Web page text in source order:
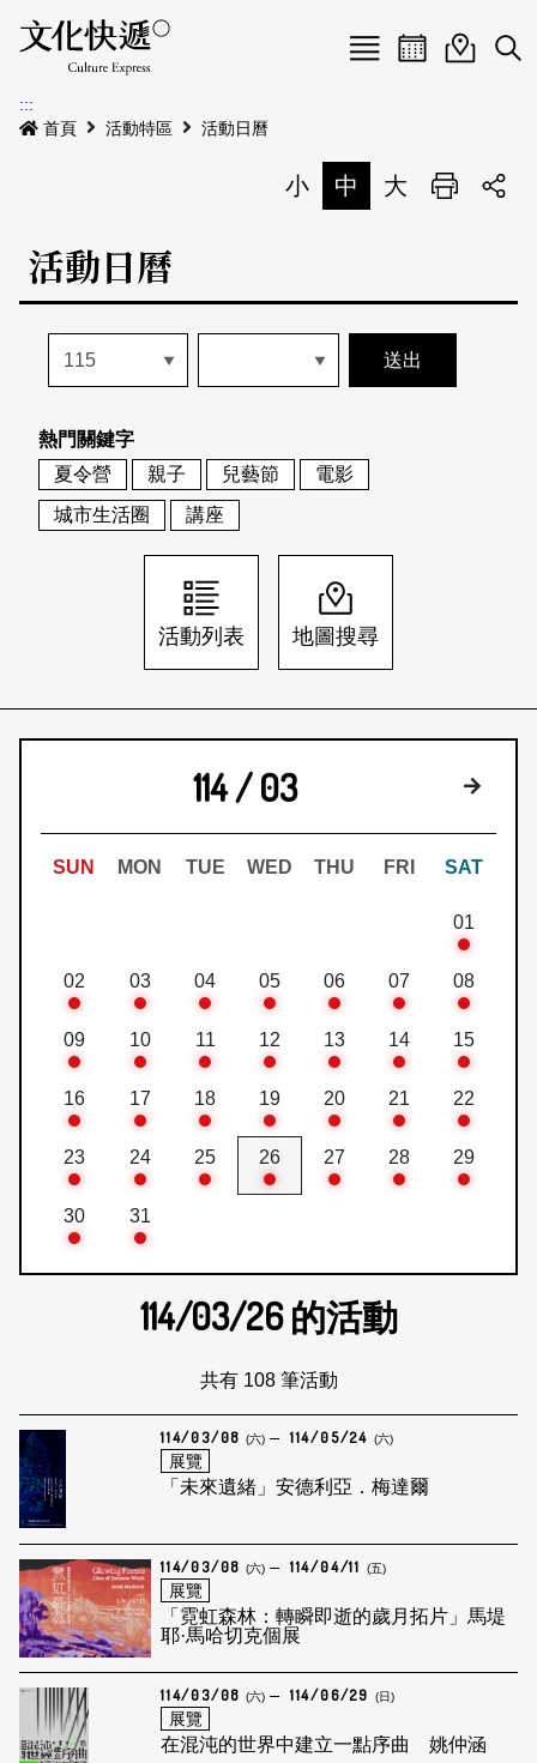
Menu
最新公告
本期專題
歷史專題
活動特區
活動列表
地圖搜尋
關於我們
關於我們
刊物索取地點
會員基本資料
刊登活動
網站導覽 English
日本語 登入/註冊
活動日曆活動地圖
展
:::
首頁
活動特區 活動日曆
小 中 大 列印
活動日曆
熱門關鍵字
夏令營
親子 兒藝節
電影
城市生活圈
講座
活動列表 地圖搜尋
114 / 03 下個月
SUN MON TUE WED THU FRI SAT
01
02 03 04 05 06 07 08
09 10 11 12 13 14 15
16 17 18 19 20 21 22
23 24 25 26 27 28 29
30 31
114/03/26的活動
共有 108 筆活動
114/03/08 (六) 114/05/24 (六)
展覽
「未來遺緒」安德利亞．梅達爾
114/03/08 (六) 114/04/11 (五)
展覽
「霓虹森林：轉瞬即逝的歲月拓片」馬堤
耶·馬哈切克個展
114/03/08 (六) 114/06/29 (日)
展覽
在混沌的世界中建立一點序曲 姚仲涵